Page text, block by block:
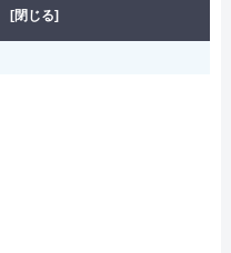
[閉じる]